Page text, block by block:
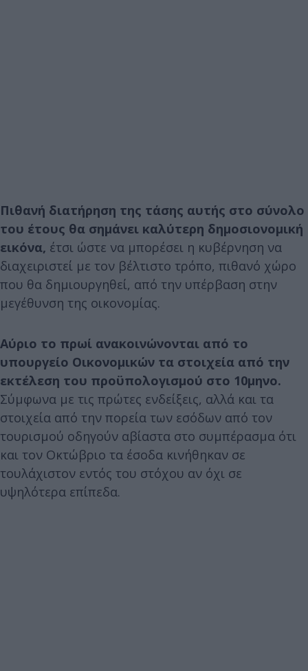
Πιθανή διατήρηση της τάσης αυτής στο σύνολο
του έτους θα σημάνει καλύτερη δημοσιονομική
εικόνα, έτσι ώστε να μπορέσει η κυβέρνηση να
διαχειριστεί με τον βέλτιστο τρόπο, πιθανό χώρο
που θα δημιουργηθεί, από την υπέρβαση στην
μεγέθυνση της οικονομίας.
Αύριο το πρωί ανακοινώνονται από το
υπουργείο Οικονομικών τα στοιχεία από την
εκτέλεση του προϋπολογισμού στο 10μηνο.
Σύμφωνα με τις πρώτες ενδείξεις, αλλά και τα
στοιχεία από την πορεία των εσόδων από τον
τουρισμού οδηγούν αβίαστα στο συμπέρασμα ότι
και τον Οκτώβριο τα έσοδα κινήθηκαν σε
τουλάχιστον εντός του στόχου αν όχι σε
υψηλότερα επίπεδα.